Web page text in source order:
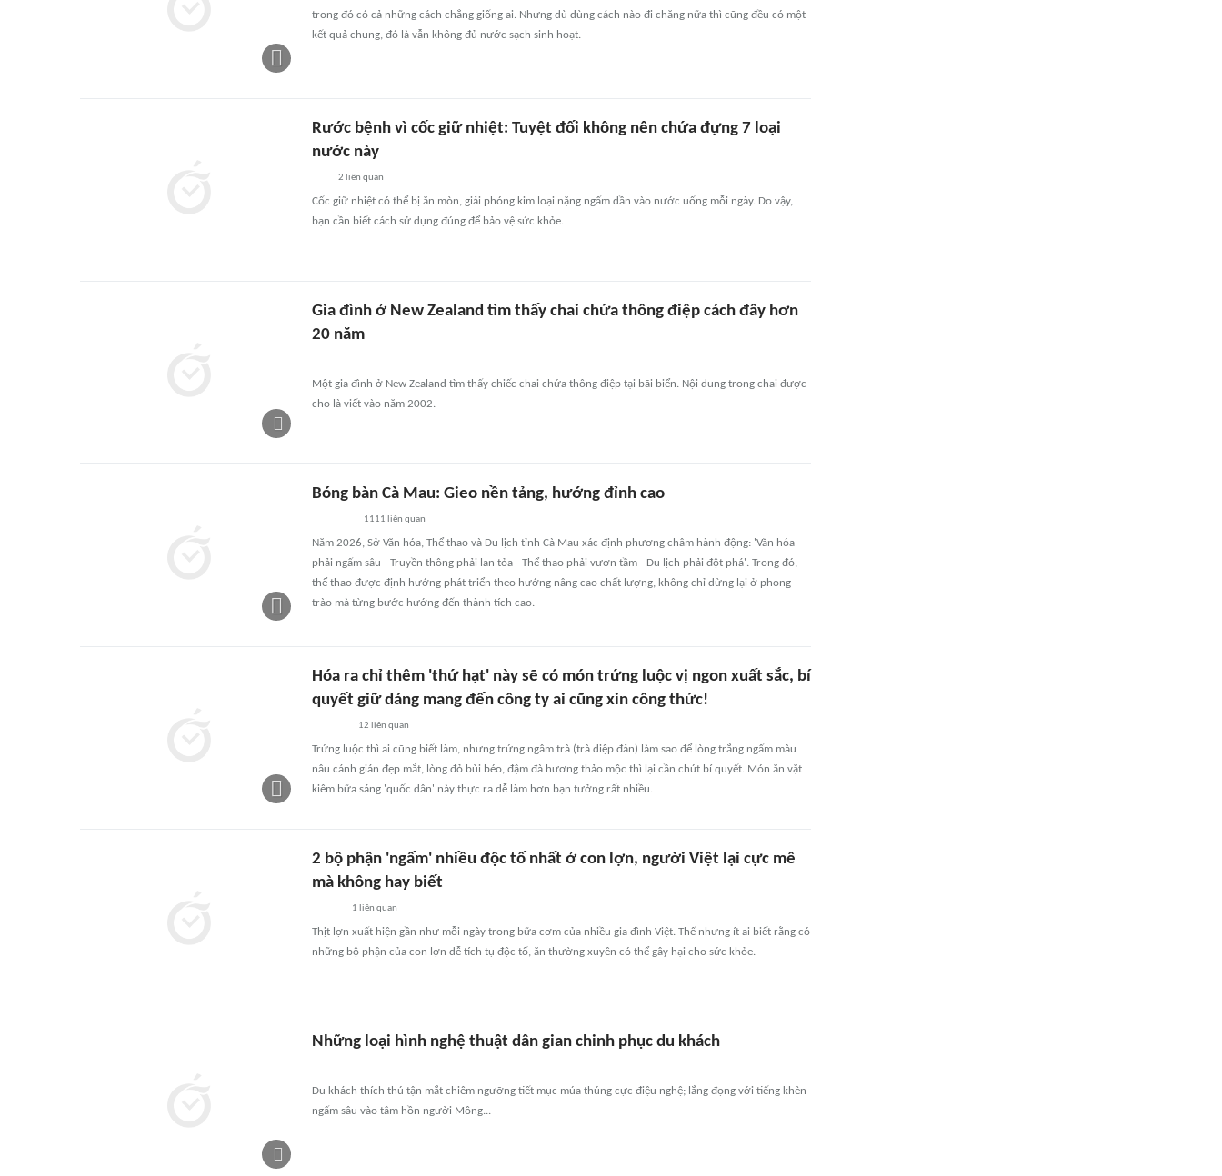
trong đó có cả những cách chẳng giống ai. Nhưng dù dùng cách nào đi chăng nữa thì cũng đều có một
kết quả chung, đó là vẫn không đủ nước sạch sinh hoạt.
Rước bệnh vì cốc giữ nhiệt: Tuyệt đối không nên chứa đựng 7 loại
nước này
2 liên quan
Cốc giữ nhiệt có thể bị ăn mòn, giải phóng kim loại nặng ngấm dần vào nước uống mỗi ngày. Do vậy,
bạn cần biết cách sử dụng đúng để bảo vệ sức khỏe.
Gia đình ở New Zealand tìm thấy chai chứa thông điệp cách đây hơn
20 năm
Một gia đình ở New Zealand tìm thấy chiếc chai chứa thông điệp tại bãi biển. Nội dung trong chai được
cho là viết vào năm 2002.
Bóng bàn Cà Mau: Gieo nền tảng, hướng đỉnh cao
1111 liên quan
Năm 2026, Sở Văn hóa, Thể thao và Du lịch tỉnh Cà Mau xác định phương châm hành động: 'Văn hóa
phải ngấm sâu - Truyền thông phải lan tỏa - Thể thao phải vươn tầm - Du lịch phải đột phá'. Trong đó,
thể thao được định hướng phát triển theo hướng nâng cao chất lượng, không chỉ dừng lại ở phong
trào mà từng bước hướng đến thành tích cao.
Hóa ra chỉ thêm 'thứ hạt' này sẽ có món trứng luộc vị ngon xuất sắc, bí
quyết giữ dáng mang đến công ty ai cũng xin công thức!
12 liên quan
Trứng luộc thì ai cũng biết làm, nhưng trứng ngâm trà (trà diệp đản) làm sao để lòng trắng ngấm màu
nâu cánh gián đẹp mắt, lòng đỏ bùi béo, đậm đà hương thảo mộc thì lại cần chút bí quyết. Món ăn vặt
kiêm bữa sáng 'quốc dân' này thực ra dễ làm hơn bạn tưởng rất nhiều.
2 bộ phận 'ngấm' nhiều độc tố nhất ở con lợn, người Việt lại cực mê
mà không hay biết
1 liên quan
Thịt lợn xuất hiện gần như mỗi ngày trong bữa cơm của nhiều gia đình Việt. Thế nhưng ít ai biết rằng có
những bộ phận của con lợn dễ tích tụ độc tố, ăn thường xuyên có thể gây hại cho sức khỏe.
Những loại hình nghệ thuật dân gian chinh phục du khách
Du khách thích thú tận mắt chiêm ngưỡng tiết mục múa thúng cực điệu nghệ; lắng đọng với tiếng khèn
ngấm sâu vào tâm hồn người Mông...